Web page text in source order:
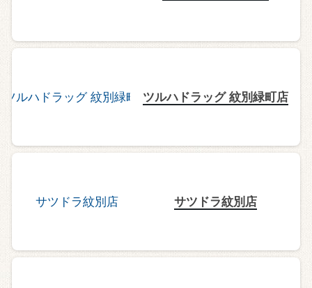
ツルハドラッグ 紋別緑町店
サツドラ紋別店